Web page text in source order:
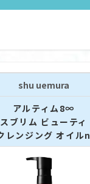
shu uemura
アルティム8∞
スブリム ビューティ
レンジング オイルn